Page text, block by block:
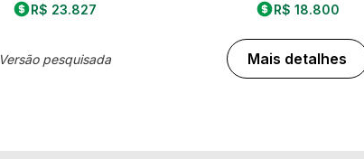
R$ 23.827
Versão pesquisada
R$ 18.800
Mais detalhes